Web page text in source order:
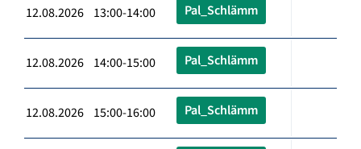
12.08.2026 13:00-14:00 Pal_Schlämm
12.08.2026 14:00-15:00 Pal_Schlämm
12.08.2026 15:00-16:00 Pal_Schlämm